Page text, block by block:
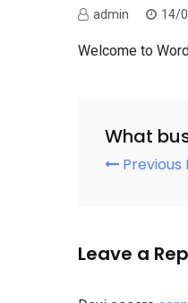
admin 14/
Welcome to
What
Previous
Leave a